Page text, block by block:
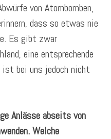
von Atombomben,
dass so etwas nie
Es gibt zwar
eine entsprechende
ist bei uns jedoch nicht
Anlässe abseits von
Welche